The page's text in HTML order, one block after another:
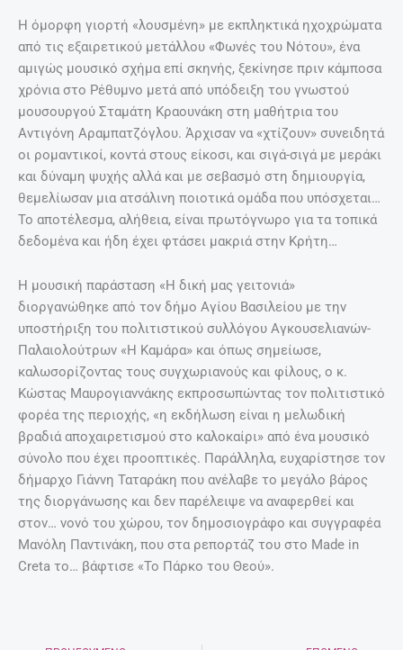
Η όμορφη γιορτή «λουσμένη» με εκπληκτικά ηχοχρώματα
από τις εξαιρετικού μετάλλου «Φωνές του Νότου», ένα
αμιγώς μουσικό σχήμα επί σκηνής, ξεκίνησε πριν κάμποσα
χρόνια στο Ρέθυμνο μετά από υπόδειξη του γνωστού
μουσουργού Σταμάτη Κραουνάκη στη μαθήτρια του
Αντιγόνη Αραμπατζόγλου. Άρχισαν να «χτίζουν» συνειδητά
οι ρομαντικοί, κοντά στους είκοσι, και σιγά-σιγά με μεράκι
και δύναμη ψυχής αλλά και με σεβασμό στη δημιουργία,
θεμελίωσαν μια ατσάλινη ποιοτικά ομάδα που υπόσχεται…
Το αποτέλεσμα, αλήθεια, είναι πρωτόγνωρο για τα τοπικά
δεδομένα και ήδη έχει φτάσει μακριά στην Κρήτη…
Η μουσική παράσταση «Η δική μας γειτονιά»
διοργανώθηκε από τον δήμο Αγίου Βασιλείου με την
υποστήριξη του πολιτιστικού συλλόγου Αγκουσελιανών-
Παλαιολούτρων «Η Καμάρα» και όπως σημείωσε,
καλωσορίζοντας τους συγχωριανούς και φίλους, ο κ.
Κώστας Μαυρογιαννάκης εκπροσωπώντας τον πολιτιστικό
φορέα της περιοχής, «η εκδήλωση είναι η μελωδική
βραδιά αποχαιρετισμού στο καλοκαίρι» από ένα μουσικό
σύνολο που έχει προοπτικές. Παράλληλα, ευχαρίστησε τον
δήμαρχο Γιάννη Ταταράκη που ανέλαβε το μεγάλο βάρος
της διοργάνωσης και δεν παρέλειψε να αναφερθεί και
στον… νονό του χώρου, τον δημοσιογράφο και συγγραφέα
Μανόλη Παντινάκη, που στα ρεπορτάζ του στο Made in
Creta το… βάφτισε «Το Πάρκο του Θεού».